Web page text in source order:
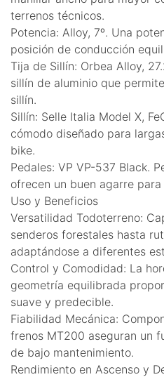
terrenos técnicos.
Potencia: Alloy, 7º. Una
posición de conducción
Tija de Sillín: Orbea Alloy,
sillín de aluminio que
sillín.
Sillín: Selle Italia Model X,
cómodo diseñado para
bike.
Pedales: VP VP-537 Black.
ofrecen un buen agarre
Uso y Beneficios
Versatilidad Todoterreno:
senderos forestales hasta
adaptándose a diferentes
Control y Comodidad: La
geometría equilibrada
suave y predecible.
Fiabilidad Mecánica:
frenos MT200 aseguran un
de bajo mantenimiento.
Rendimiento en Ascenso y